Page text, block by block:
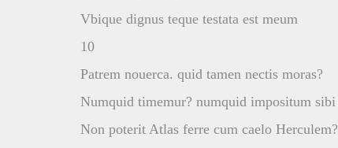
Vbique dignus teque testata est meum
10
Patrem nouerca. quid tamen nectis moras?
Numquid timemur? numquid impositum sibi
Non poterit Atlas ferre cum caelo Herculem?